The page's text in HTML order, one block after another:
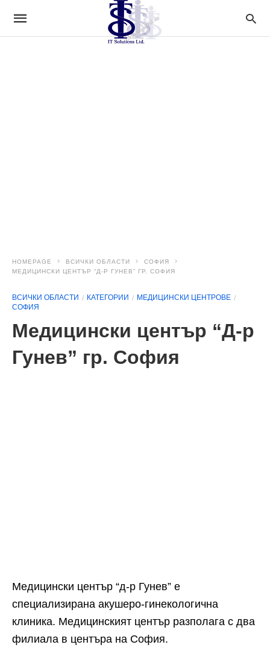
HOMEPAGE ВСИЧКИ ОБЛАСТИ
СОФИЯ
МЕДИЦИНСКИ ЦЕНТЪР “Д-Р ГУНЕВ” ГР. СОФИЯ
ВСИЧКИ ОБЛАСТИ КАТЕГОРИИ
МЕДИЦИНСКИ ЦЕНТРОВЕ
СОФИЯ
Медицински център “Д-р
Гунев” гр. София
Медицински център “д-р Гунев” е
специализирана акушеро-гинекологична
клиника. Медицинският център разполага с два
филиала в центъра на София.